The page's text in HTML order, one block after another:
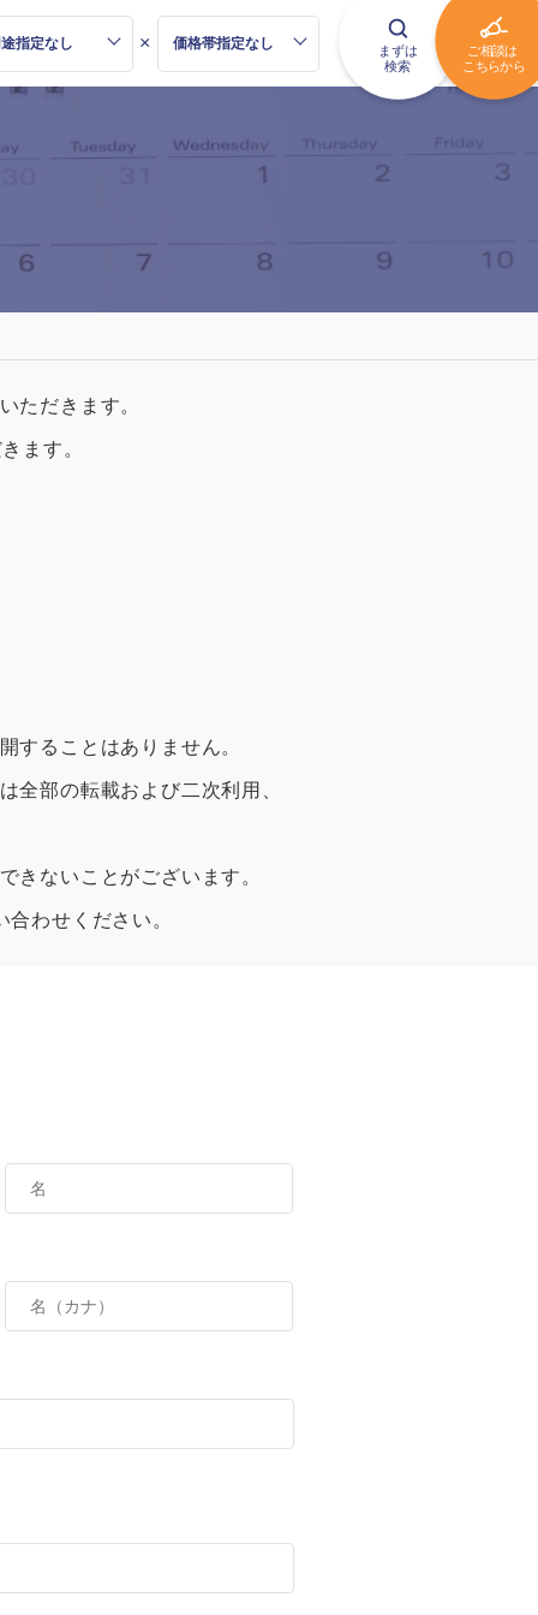
×
ただきます。
ます。
することはありません。
全部の転載および二次利用、
きないことがございます。
わせください。